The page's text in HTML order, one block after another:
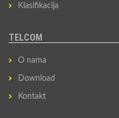
Klasifikacija
TELCOM
O nama
Download
Kontakt